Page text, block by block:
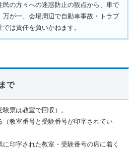
民の方々への迷惑防止の観点から、車で
万が一、会場周辺で自動車事故・トラブ
は責任を負いかねます。
で
票は教室で回収）。
教室番号と受験番号が印字されてい
印字された教室・受験番号の席に着く